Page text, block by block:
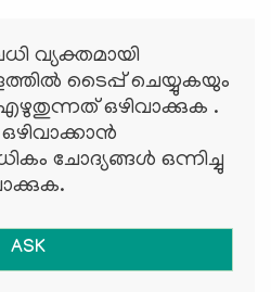
വ്യക്തമായി
ടൈപ്പ് ചെയ്യുകയും
എഴുതുന്നത് ഒഴിവാക്കുക .
ചോദ്യങ്ങള്‍ ഒന്നിച്ചു
ASK